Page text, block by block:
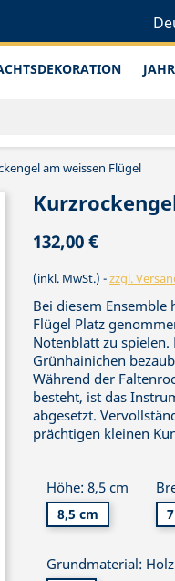
am weissen Flügel
132,00 €
(inkl. MwSt.) zzgl.
Bei diesem
Flügel Platz
Notenblatt zu spielen.
Grünhainichen
Während der
besteht, ist das
abgesetzt.
prächtigen kleinen
Höhe: 8,5 cm
8,5 cm
Grundmaterial: Holz